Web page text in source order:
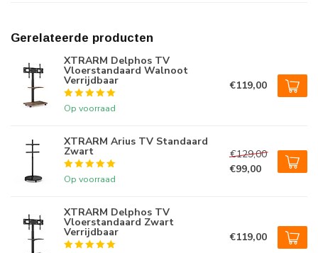
Gerelateerde producten
XTRARM Delphos TV
Vloerstandaard Walnoot
Verrijdbaar
Op voorraad
€119,00
XTRARM Arius TV Standaard
Zwart
Op voorraad
€129,00
€99,00
XTRARM Delphos TV
Vloerstandaard Zwart
Verrijdbaar €119,00